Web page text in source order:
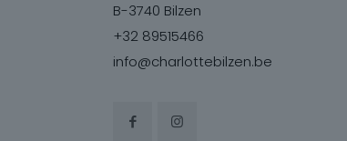
B-3740 Bilzen
+32 89515466
info@charlottebilzen.be